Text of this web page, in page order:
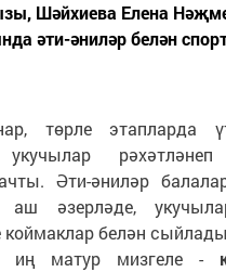
Шәйхиева Елена
әти-әниләр белән
төрле этапларда
Әти-әниләр
аш әзерләде,
коймаклар белән
иң матур мизгеле -